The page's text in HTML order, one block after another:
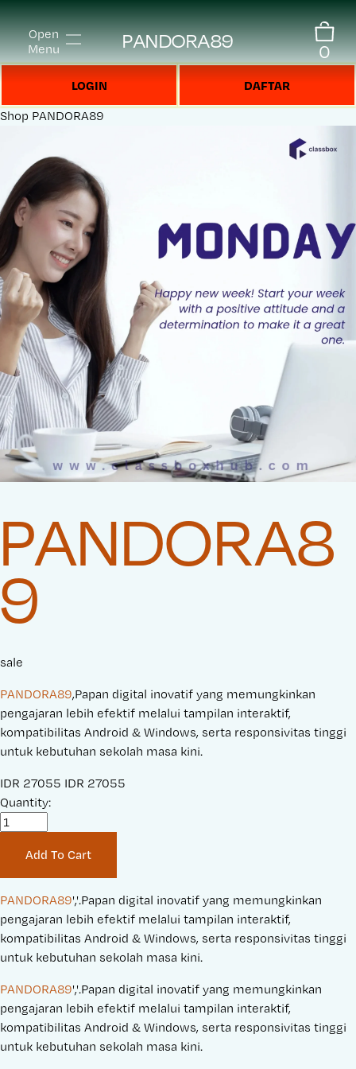
Open
Menu
PANDORA89 0
LOGIN DAFTAR
Shop PANDORA89
PANDORA8
9
sale
PANDORA89,Papan digital inovatif yang memungkinkan
pengajaran lebih efektif melalui tampilan interaktif,
kompatibilitas Android & Windows, serta responsivitas tinggi
untuk kebutuhan sekolah masa kini.
S
a
r
i
c
e
:
IDR 27055 O
n
a
l
P
r
c
e
:
IDR 27055
Quantity:
Add To Cart
PANDORA89','.Papan digital inovatif yang memungkinkan
pengajaran lebih efektif melalui tampilan interaktif,
kompatibilitas Android & Windows, serta responsivitas tinggi
untuk kebutuhan sekolah masa kini.
PANDORA89','.Papan digital inovatif yang memungkinkan
pengajaran lebih efektif melalui tampilan interaktif,
kompatibilitas Android & Windows, serta responsivitas tinggi
untuk kebutuhan sekolah masa kini.